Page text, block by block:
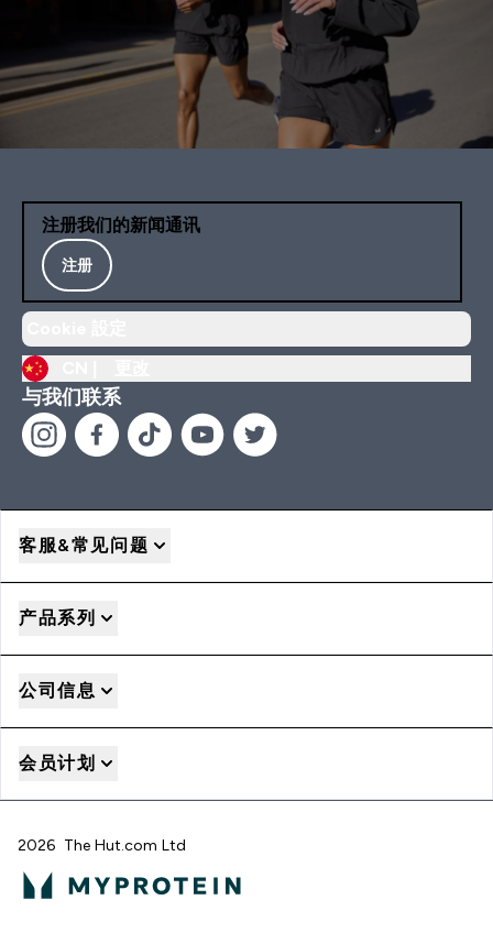
注册我们的新闻通讯
注册
与我们联系
客服&常见问题
产品系列
公司信息
会员计划
2026 The Hut.com Ltd